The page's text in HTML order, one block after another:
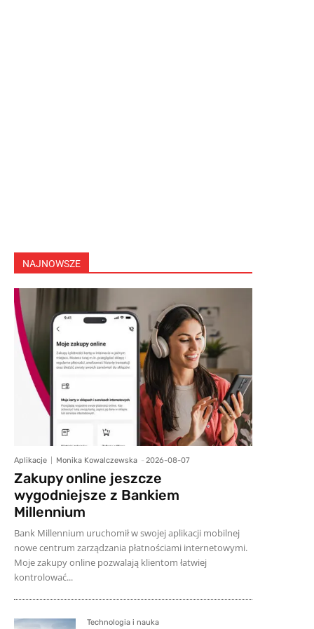
NAJNOWSZE
Aplikacje Monika Kowalczewska - 2026-08-07
Zakupy online jeszcze
wygodniejsze z Bankiem
Millennium
Bank Millennium uruchomił w swojej aplikacji mobilnej
nowe centrum zarządzania płatnościami internetowymi.
Moje zakupy online pozwalają klientom łatwiej
kontrolować...
Technologia i nauka